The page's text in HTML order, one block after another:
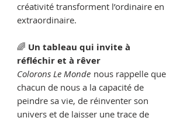
créativité transforment l’ordinaire en
extraordinaire.
🌈 Un tableau qui invite à
réfléchir et à rêver
Colorons Le Monde nous rappelle que
chacun de nous a la capacité de
peindre sa vie, de réinventer son
univers et de laisser une trace de